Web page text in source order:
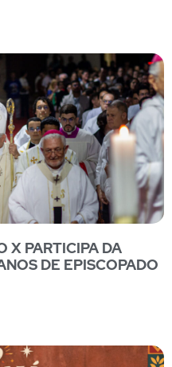
X PARTICIPA DA
DE EPISCOPADO